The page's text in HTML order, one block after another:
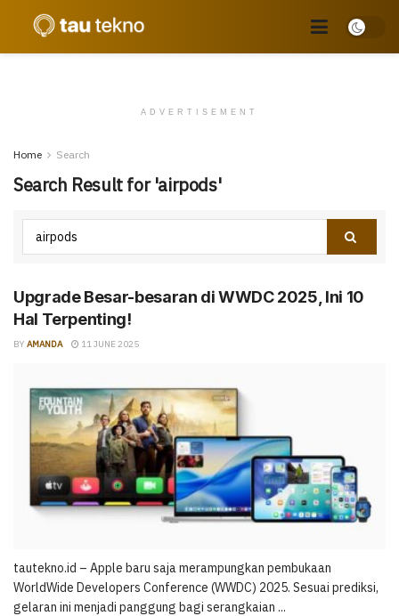
ADVERTISEMENT
Home Search
Search Result for 'airpods'
Upgrade Besar-besaran di WWDC 2025, Ini 10
Hal Terpenting!
BY AMANDA 11 JUNE 2025
tautekno.id – Apple baru saja merampungkan pembukaan
WorldWide Developers Conference (WWDC) 2025. Sesuai prediksi,
gelaran ini menjadi panggung bagi serangkaian ...